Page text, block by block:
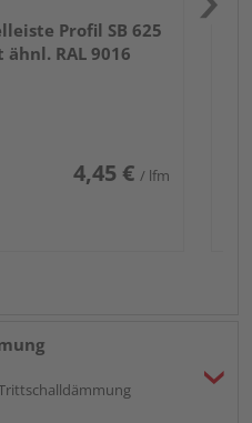
Profil SB 625
RAL 9016
4,45 € / lfm